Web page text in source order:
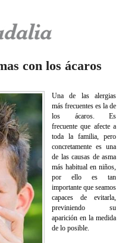
con los ácaros
Una de las alergias
más frecuentes es la de
los ácaros. Es
frecuente que afecte a
toda la familia, pero
concretamente es una
de las causas de asma
más habitual en niños,
por ello es tan
importante que seamos
capaces de evitarla,
previniendo su
aparición en la medida
de lo posible.